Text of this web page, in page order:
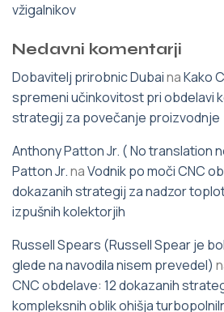
vžigalnikov
Nedavni komentarji
Dobavitelj prirobnic DubainaKako
spremeni učinkovitost pri obdelavi
strategij za povečanje proizvodnje
Anthony Patton Jr. ( No translation
Patton Jr.naVodnik po moči CNC
dokazanih strategij za nadzor
izpušnih kolektorjih
Russell Spears (Russell Spear je
glede na navodila nisem prevedel)
CNC obdelave: 12 dokazanih
kompleksnih oblik ohišja